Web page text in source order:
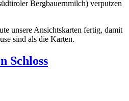
Bergbauernmilch) verputzen
unsere Ansichtskarten fertig, damit
sind als die Karten.
Schloss